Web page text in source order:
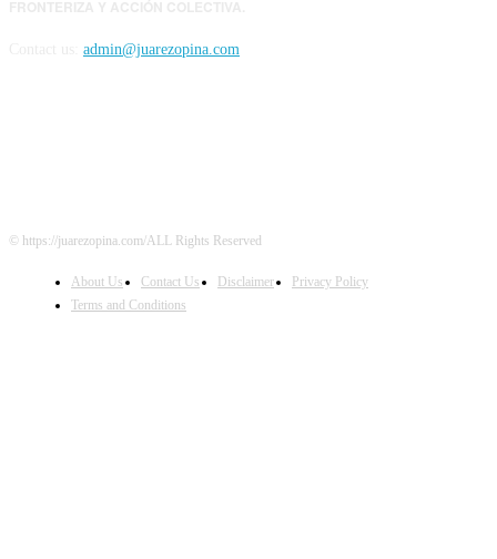
admin@juarezopina.com
© https://juarezopina.com/ALL Rights Reserved
About Us Contact Us Disclaimer
Privacy Policy
Terms and Conditions